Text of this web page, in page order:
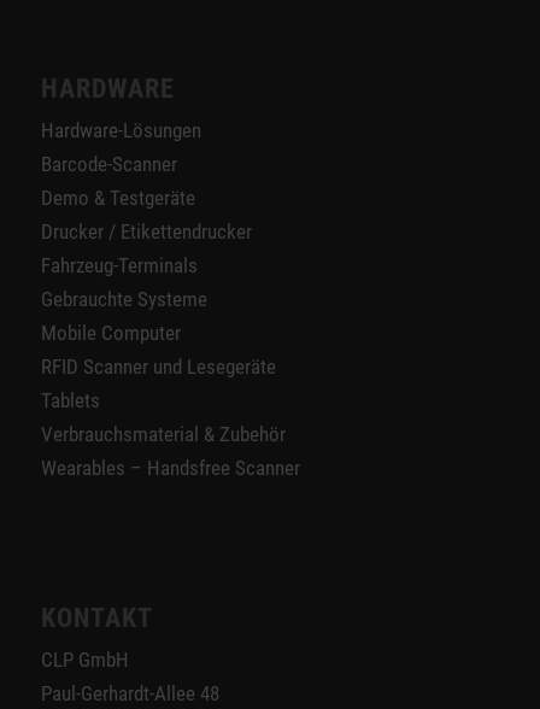
HARDWARE
Hardware-Lösungen
Barcode-Scanner
Demo & Testgeräte
Drucker / Etikettendrucker
Fahrzeug-Terminals
Gebrauchte Systeme
Mobile Computer
RFID Scanner und Lesegeräte
Tablets
Verbrauchsmaterial & Zubehör
Wearables – Handsfree Scanner
KONTAKT
CLP GmbH
Paul-Gerhardt-Allee 48